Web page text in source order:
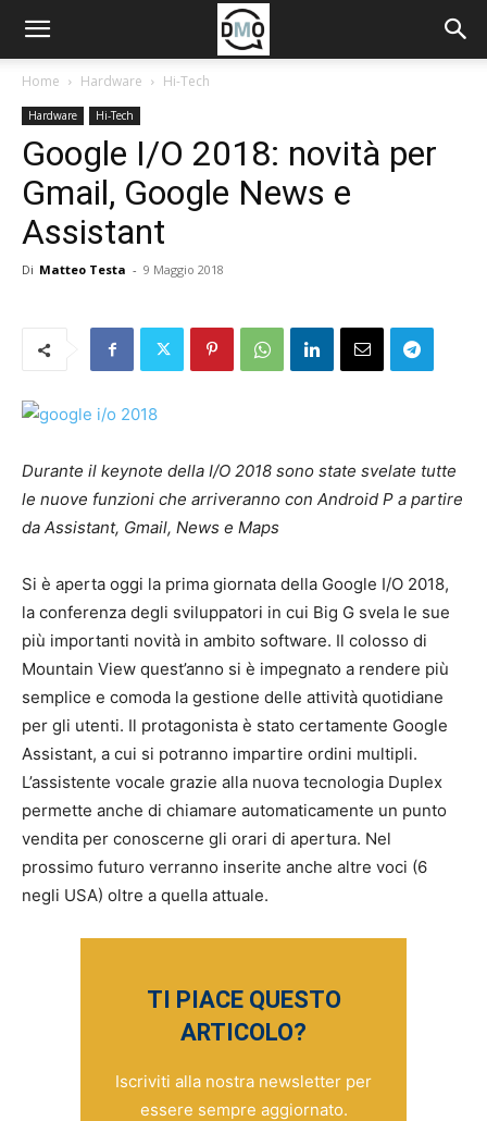
Home Hardware Hi-Tech
Hardware Hi-Tech
Google I/O 2018: novità per
Gmail, Google News e
Assistant
Di Matteo Testa - 9 Maggio 2018
Durante il keynote della I/O 2018 sono state svelate tutte
le nuove funzioni che arriveranno con Android P a partire
da Assistant, Gmail, News e Maps
Si è aperta oggi la prima giornata della Google I/O 2018,
la conferenza degli sviluppatori in cui Big G svela le sue
più importanti novità in ambito software. Il colosso di
Mountain View quest’anno si è impegnato a rendere più
semplice e comoda la gestione delle attività quotidiane
per gli utenti. Il protagonista è stato certamente Google
Assistant, a cui si potranno impartire ordini multipli.
L’assistente vocale grazie alla nuova tecnologia Duplex
permette anche di chiamare automaticamente un punto
vendita per conoscerne gli orari di apertura. Nel
prossimo futuro verranno inserite anche altre voci (6
negli USA) oltre a quella attuale.
TI PIACE QUESTO
ARTICOLO?
Iscriviti alla nostra newsletter per
essere sempre aggiornato.